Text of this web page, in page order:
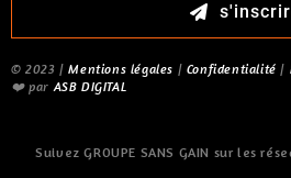
© 2023 |Mentions légales | Confidentialité |
❤️ parASB DIGITAL
Suivez GROUPE SANS GAIN sur les